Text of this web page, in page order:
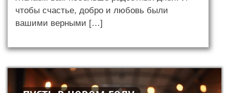
чтобы счастье, добро и любовь были
вашими верными […]